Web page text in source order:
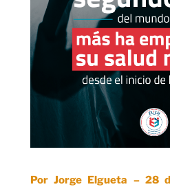
Por Jorge Elgueta – 28